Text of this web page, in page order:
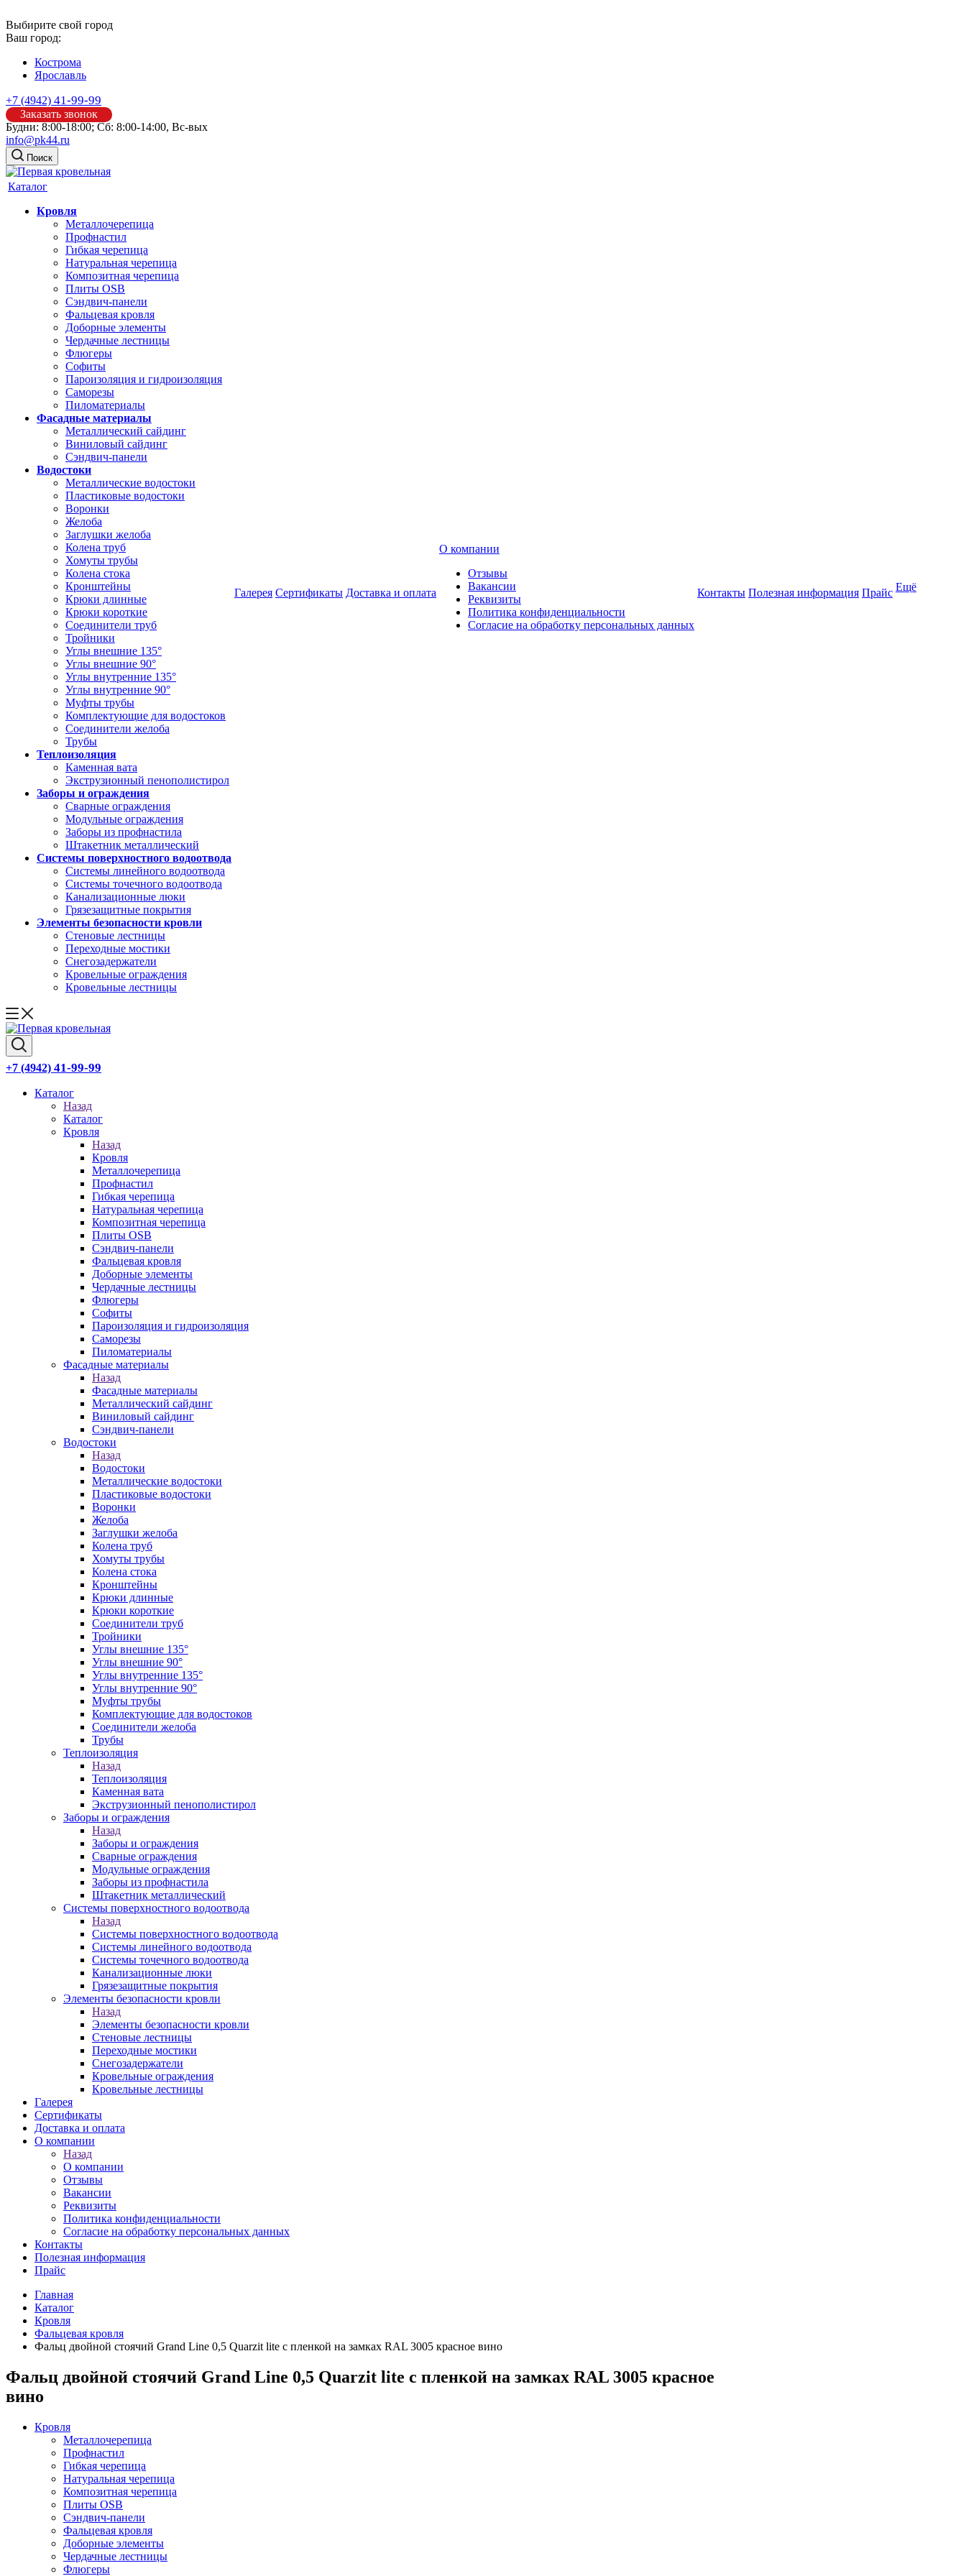
Выбирите свой город
Ваш город:
Кострома
Ярославль
+7 (4942) 41-99-99
Заказать звонок
Будни: 8:00-18:00; Сб: 8:00-14:00, Вс-вых
info@pk44.ru
Поиск
Каталог
Кровля
Металлочерепица
Профнастил
Гибкая черепица
Натуральная черепица
Композитная черепица
Плиты OSB
Сэндвич-панели
Фальцевая кровля
Доборные элементы
Чердачные лестницы
Флюгеры
Софиты
Пароизоляция и гидроизоляция
Саморезы
Пиломатериалы
Фасадные материалы
Металлический сайдинг
Виниловый сайдинг
Сэндвич-панели
Водостоки
Металлические водостоки
Пластиковые водостоки
Воронки
Желоба
Заглушки желоба
Колена труб
Хомуты трубы
Колена стока
Кронштейны
Крюки длинные
Крюки короткие
Соединители труб
Тройники
Углы внешние 135°
Углы внешние 90°
Углы внутренние 135°
Углы внутренние 90°
Муфты трубы
Комплектующие для водостоков
Соединители желоба
Трубы
Теплоизоляция
Каменная вата
Экструзионный пенополистирол
Заборы и ограждения
Сварные ограждения
Модульные ограждения
Заборы из профнастила
Штакетник металлический
Системы поверхностного водоотвода
Системы линейного водоотвода
Системы точечного водоотвода
Канализационные люки
Грязезащитные покрытия
Элементы безопасности кровли
Стеновые лестницы
Переходные мостики
Снегозадержатели
Кровельные ограждения
Кровельные лестницы
Галерея Сертификаты Доставка и оплата
О компании
Отзывы
Вакансии
Реквизиты
Политика конфиденциальности
Согласие на обработку персональных данных
Контакты Полезная информация Прайс Ещё
+7 (4942) 41-99-99
Каталог
Назад
Каталог
Кровля
Назад
Кровля
Металлочерепица
Профнастил
Гибкая черепица
Натуральная черепица
Композитная черепица
Плиты OSB
Сэндвич-панели
Фальцевая кровля
Доборные элементы
Чердачные лестницы
Флюгеры
Софиты
Пароизоляция и гидроизоляция
Саморезы
Пиломатериалы
Фасадные материалы
Назад
Фасадные материалы
Металлический сайдинг
Виниловый сайдинг
Сэндвич-панели
Водостоки
Назад
Водостоки
Металлические водостоки
Пластиковые водостоки
Воронки
Желоба
Заглушки желоба
Колена труб
Хомуты трубы
Колена стока
Кронштейны
Крюки длинные
Крюки короткие
Соединители труб
Тройники
Углы внешние 135°
Углы внешние 90°
Углы внутренние 135°
Углы внутренние 90°
Муфты трубы
Комплектующие для водостоков
Соединители желоба
Трубы
Теплоизоляция
Назад
Теплоизоляция
Каменная вата
Экструзионный пенополистирол
Заборы и ограждения
Назад
Заборы и ограждения
Сварные ограждения
Модульные ограждения
Заборы из профнастила
Штакетник металлический
Системы поверхностного водоотвода
Назад
Системы поверхностного водоотвода
Системы линейного водоотвода
Системы точечного водоотвода
Канализационные люки
Грязезащитные покрытия
Элементы безопасности кровли
Назад
Элементы безопасности кровли
Стеновые лестницы
Переходные мостики
Снегозадержатели
Кровельные ограждения
Кровельные лестницы
Галерея
Сертификаты
Доставка и оплата
О компании
Назад
О компании
Отзывы
Вакансии
Реквизиты
Политика конфиденциальности
Согласие на обработку персональных данных
Контакты
Полезная информация
Прайс
Главная
Каталог
Кровля
Фальцевая кровля
Фальц двойной стоячий Grand Line 0,5 Quarzit lite с пленкой на замках RAL 3005 красное вино
Фальц двойной стоячий Grand Line 0,5 Quarzit lite с пленкой на замках RAL 3005 красное
вино
Кровля
Металлочерепица
Профнастил
Гибкая черепица
Натуральная черепица
Композитная черепица
Плиты OSB
Сэндвич-панели
Фальцевая кровля
Доборные элементы
Чердачные лестницы
Флюгеры